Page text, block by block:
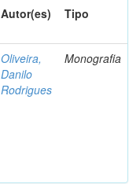
Autor(es) Tipo
Oliveira,
Danilo
Rodrigues
Monografia